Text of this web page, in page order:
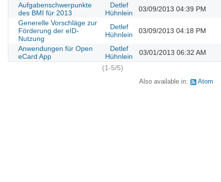
Aufgabenschwerpunkte
des BMI für 2013
Detlef
Hühnlein
03/09/2013 04:39 PM
Generelle Vorschläge zur
Förderung der eID-
Nutzung
Detlef
Hühnlein
03/09/2013 04:18 PM
Anwendungen für Open
eCard App
Detlef
Hühnlein
03/01/2013 06:32 AM
(1-5/5)
Also available in: Atom